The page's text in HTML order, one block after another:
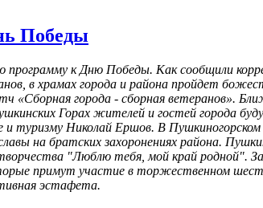
Победы
программу к Дню Победы. Как сообщили
в храмах города и района пройдет
города - сборная ветеранов».
Горах жителей и гостей города
туризму Николай Ершов. В
на братских захоронениях района.
"Люблю тебя, мой край родной".
примут участие в торжественном
эстафета.